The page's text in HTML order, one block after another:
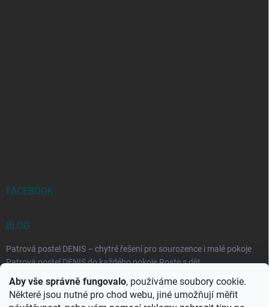
Aby vše správně fungovalo, používáme soubory cookie.
Některé jsou nutné pro chod webu, jiné umožňují měřit
FACEBOOK
BLOG
Patrová postel DENIS – chytré řešení pro sourozence i malé pokoje
Patrová postel DENIS do každého pokoje Roste s dět...
Rozkládací postele RELAX – ideální řešení pro malé prostory i
každodenní spaní